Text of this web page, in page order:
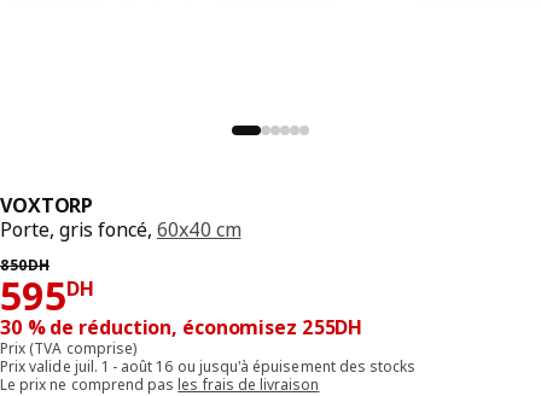
VOXTORP
Porte, gris foncé, 60x40 cm
850DH
Prix précédent 850DH
595DH
595DH
30 % de réduction, économisez 255DH
Prix (TVA comprise)
Prix valide juil. 1 - août 16 ou jusqu'à épuisement des stocks
Le prix ne comprend pasles frais de livraison